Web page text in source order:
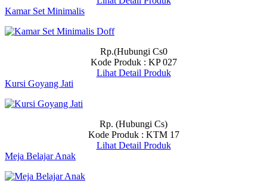
Kamar Set Minimalis
Rp.(Hubungi Cs0
Kode Produk : KP 027
Lihat Detail Produk
Kursi Goyang Jati
Rp. (Hubungi Cs)
Kode Produk : KTM 17
Lihat Detail Produk
Meja Belajar Anak